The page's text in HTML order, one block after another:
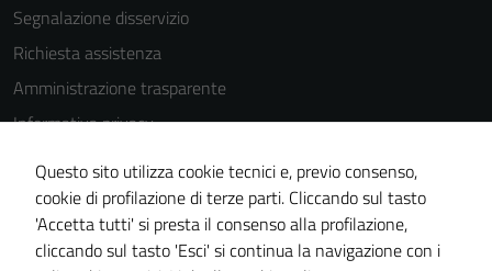
Segnalazione disservizio
Richiesta assistenza
Amministrazione trasparente
Informativa privacy
Cookie Policy
Note legali
Dichiarazione di accessibilità
Piano di miglioramento del sito
Questo sito utilizza cookie tecnici e, previo consenso,
cookie di profilazione di terze parti. Cliccando sul tasto
'Accetta tutti' si presta il consenso alla profilazione,
cliccando sul tasto 'Esci' si continua la navigazione con i